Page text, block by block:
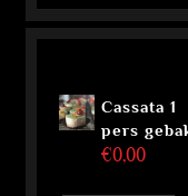
Cassata 1
pers
€0,00